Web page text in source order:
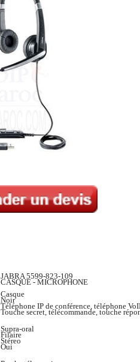
JABRA 5599-823-109
CASQUE - MICROPHONE
Casque
Noir
Téléphone IP de conférence, téléphone
Touche secret, télécommande, touche
Supra-oral
Filaire
Stéreo
Oui